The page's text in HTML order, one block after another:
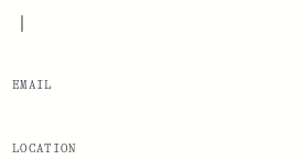
|
EMAIL
LOCATION